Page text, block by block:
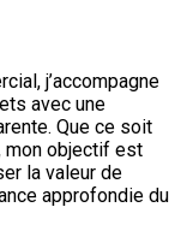
j’accompagne
avec une
Que ce soit
mon objectif est
la valeur de
approfondie du